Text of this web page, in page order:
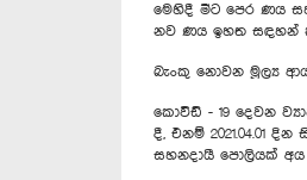
මෙහිදී මීට පෙර ණය
නව ණය ඉහත සඳහන්
බැංකු නොවන මූල්‍ය
කොවිඩ් - 19 දෙවන
දී, එනම්
සහනදායී පොලියක් අය